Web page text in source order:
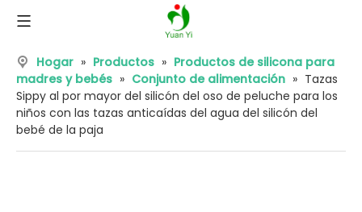
Hogar » Productos » Productos de silicona para
madres y bebés » Conjunto de alimentación » Tazas
Sippy al por mayor del silicón del oso de peluche para los
niños con las tazas anticaídas del agua del silicón del
bebé de la paja